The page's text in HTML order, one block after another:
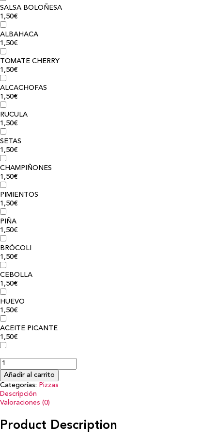
SALSA BOLOÑESA
1,50€
ALBAHACA
1,50€
TOMATE CHERRY
1,50€
ALCACHOFAS
1,50€
RUCULA
1,50€
SETAS
1,50€
CHAMPIÑONES
1,50€
PIMIENTOS
1,50€
PIÑA
1,50€
BRÓCOLI
1,50€
CEBOLLA
1,50€
HUEVO
1,50€
ACEITE PICANTE
1,50€
Añadir al carrito
Categorías: Pizzas
Descripción
Valoraciones (0)
Product Description